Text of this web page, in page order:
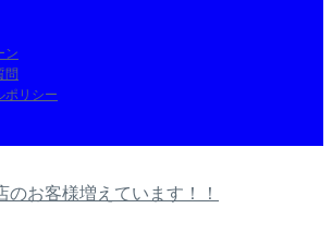
ン
問
ポリシー